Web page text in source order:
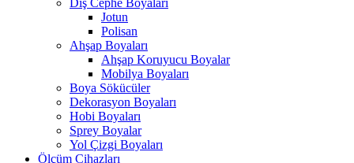
Dış Cephe Boyaları
Jotun
Polisan
Ahşap Boyaları
Ahşap Koruyucu Boyalar
Mobilya Boyaları
Boya Sökücüler
Dekorasyon Boyaları
Hobi Boyaları
Sprey Boyalar
Yol Çizgi Boyaları
Ölçüm Cihazları